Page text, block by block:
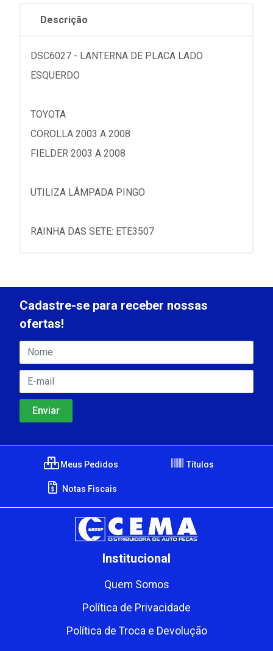
Descrição
DSC6027 - LANTERNA DE PLACA LADO
ESQUERDO
TOYOTA
COROLLA 2003 A 2008
FIELDER 2003 A 2008
UTILIZA LÂMPADA PINGO
RAINHA DAS SETE: ETE3507
Cadastre-se para receber nossas
ofertas!
Meus Pedidos Títulos
Notas Fiscais
Institucional
Quem Somos
Política de Privacidade
Política de Troca e Devolução